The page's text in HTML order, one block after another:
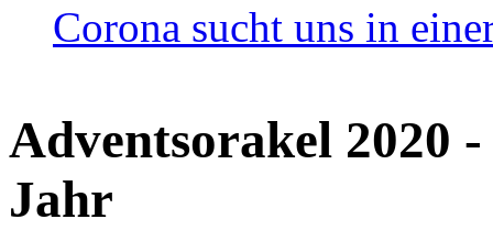
Corona sucht uns in
Adventsorakel 2020
Jahr